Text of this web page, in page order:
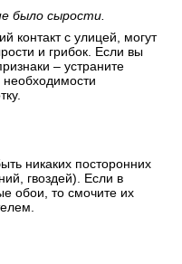
было сырости.
контакт с улицей, могут
и грибок. Если вы
– устраните
никаких посторонних
гвоздей). Если в
обои, то смочите их